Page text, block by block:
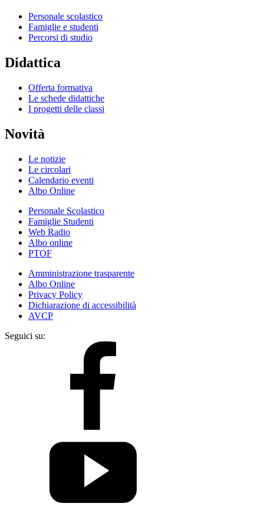
Personale scolastico
Famiglie e studenti
Percorsi di studio
Didattica
Offerta formativa
Le schede didattiche
I progetti delle classi
Novità
Le notizie
Le circolari
Calendario eventi
Albo Online
Personale Scolastico
Famiglie Studenti
Web Radio
Albo online
PTOF
Amministrazione trasparente
Albo Online
Privacy Policy
Dichiarazione di accessibilità
AVCP
Seguici su: